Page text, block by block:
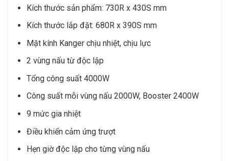
Kích thước sản phẩm: 730R x 430S mm
Kích thước lắp đặt: 680R x 390S mm
Mặt kính Kanger chịu nhiệt, chịu lực
2 vùng nấu từ độc lập
Tổng công suất 4000W
Công suất mỗi vùng nấu 2000W, Booster 2400W
9 mức gia nhiệt
Điều khiển cảm ứng trượt
Hẹn giờ độc lập cho từng vùng nấu